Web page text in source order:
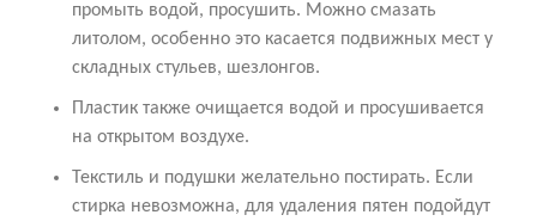
промыть водой, просушить. Можно смазать
литолом, особенно это касается подвижных мест у
складных стульев, шезлонгов.
Пластик также очищается водой и просушивается
на открытом воздухе.
Текстиль и подушки желательно постирать. Если
стирка невозможна, для удаления пятен подойдут